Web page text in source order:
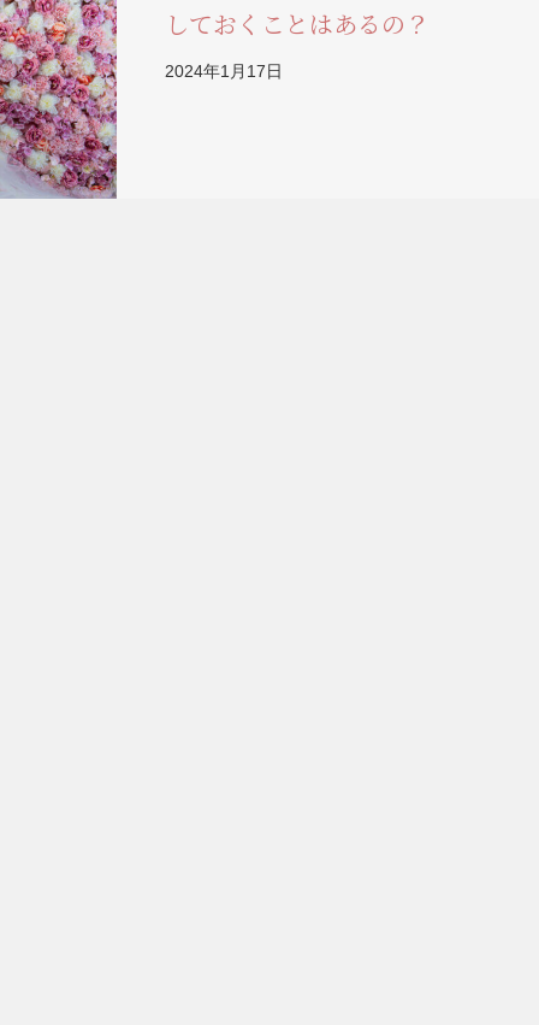
しておくことはあるの？
2024年1月17日